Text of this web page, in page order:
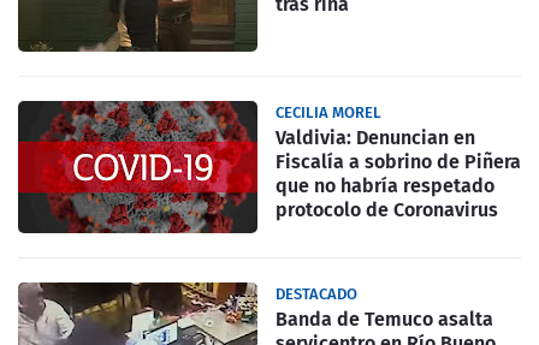
CECILIA MOREL
Valdivia: Denuncian en
Fiscalía a sobrino de Piñera
que no habría respetado
protocolo de Coronavirus
DESTACADO
Banda de Temuco asalta